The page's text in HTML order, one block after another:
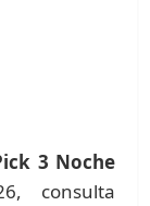
3 Noche
consulta